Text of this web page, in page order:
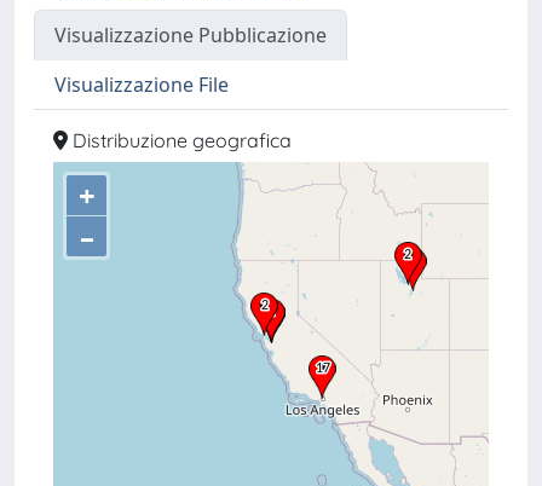
Visualizzazione Pubblicazione
Visualizzazione File
Distribuzione geografica
+
–